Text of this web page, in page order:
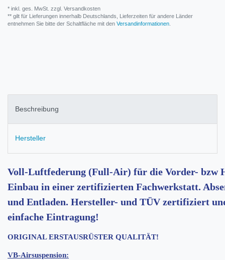
* inkl. ges. MwSt. zzgl. Versandkosten
** gilt für Lieferungen innerhalb Deutschlands, Lieferzeiten für andere Länder
entnehmen Sie bitte der Schaltfläche mit den Versandinformationen
Beschreibung
Hersteller
Voll-Luftfederung (Full-Air) für die Vorder- bzw
Einbau in einer zertifizierten Fachwerkstatt.
und Entladen. Hersteller- und TÜV zertifiziert
einfache Eintragung!
ORIGINAL ERSTAUSRÜSTER QUALITÄT!
VB-Airsuspension: